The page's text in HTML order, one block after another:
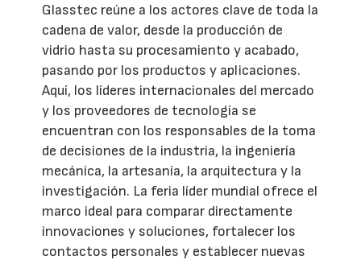
Glasstec reúne a los actores clave de toda la
cadena de valor, desde la producción de
vidrio hasta su procesamiento y acabado,
pasando por los productos y aplicaciones.
Aquí, los líderes internacionales del mercado
y los proveedores de tecnología se
encuentran con los responsables de la toma
de decisiones de la industria, la ingeniería
mecánica, la artesanía, la arquitectura y la
investigación. La feria líder mundial ofrece el
marco ideal para comparar directamente
innovaciones y soluciones, fortalecer los
contactos personales y establecer nuevas